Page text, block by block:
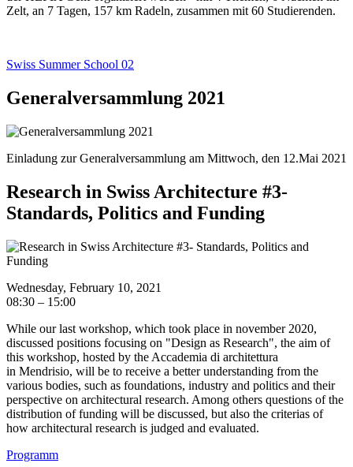
Zelt, an 7 Tagen, 157 km Radeln, zusammen mit 60 Studierenden.
Swiss Summer School 02
Generalversammlung 2021
Einladung zur Generalversammlung am Mittwoch, den 12.Mai 2021
Research in Swiss Architecture #3-
Standards, Politics and Funding
Wednesday, February 10, 2021
08:30 – 15:00
While our last workshop, which took place in november 2020,
discussed positions focusing on "Design as Research", the aim of
this workshop, hosted by the Accademia di architettura
in Mendrisio, will be to receive a better understanding from the
various bodies, such as foundations, industry and politics and their
perspective on architectural research. Among others questions of the
distribution of funding will be discussed, but also the criterias of
how architectural research is judged and evaluated.
Programm